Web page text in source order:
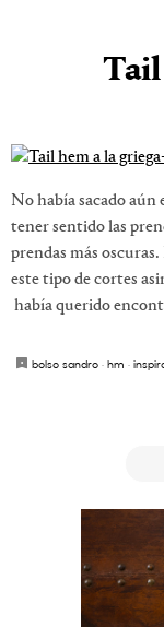
Tail
No había sacado aún
tener sentido las
prendas más
este tipo de cortes
había querido
bolso sandro · hm ·